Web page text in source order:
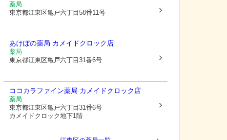
薬局
東京都江東区亀戸六丁目58番11号
あけぼの薬局 カメイドクロック店
薬局
東京都江東区亀戸六丁目31番6号
ココカラファイン薬局 カメイドクロック店
薬局
東京都江東区亀戸六丁目31番6号
カメイドクロック地下1階